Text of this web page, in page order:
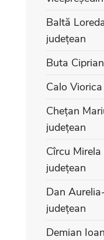
Baltă
județean
Buta
Calo
Chețan
județean
Cîrcu
județean
Dan
județean
Demian